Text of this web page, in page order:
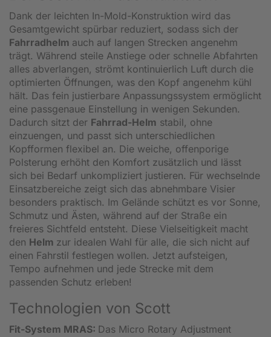
Dank der leichten In-Mold-Konstruktion wird das
Gesamtgewicht spürbar reduziert, sodass sich der
Fahrradhelm auch auf langen Strecken angenehm
trägt. Während steile Anstiege oder schnelle Abfahrten
alles abverlangen, strömt kontinuierlich Luft durch die
optimierten Öffnungen, was den Kopf angenehm kühl
hält. Das fein justierbare Anpassungssystem ermöglicht
eine passgenaue Einstellung in wenigen Sekunden.
Dadurch sitzt der Fahrrad-Helm stabil, ohne
einzuengen, und passt sich unterschiedlichen
Kopfformen flexibel an. Die weiche, offenporige
Polsterung erhöht den Komfort zusätzlich und lässt
sich bei Bedarf unkompliziert justieren. Für wechselnde
Einsatzbereiche zeigt sich das abnehmbare Visier
besonders praktisch. Im Gelände schützt es vor Sonne,
Schmutz und Ästen, während auf der Straße ein
freieres Sichtfeld entsteht. Diese Vielseitigkeit macht
den Helm zur idealen Wahl für alle, die sich nicht auf
einen Fahrstil festlegen wollen. Jetzt aufsteigen,
Tempo aufnehmen und jede Strecke mit dem
passenden Schutz erleben!
Technologien von Scott
Fit-System MRAS: Das Micro Rotary Adjustment